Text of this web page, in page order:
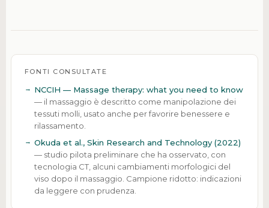
FONTI CONSULTATE
NCCIH — Massage therapy: what you need to know
— il massaggio è descritto come manipolazione dei
tessuti molli, usato anche per favorire benessere e
rilassamento.
Okuda et al., Skin Research and Technology (2022)
— studio pilota preliminare che ha osservato, con
tecnologia CT, alcuni cambiamenti morfologici del
viso dopo il massaggio. Campione ridotto: indicazioni
da leggere con prudenza.